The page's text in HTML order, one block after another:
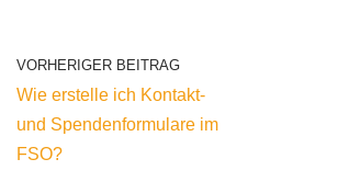
VORHERIGER BEITRAG
Wie erstelle ich Kontakt-
und Spendenformulare im
FSO?